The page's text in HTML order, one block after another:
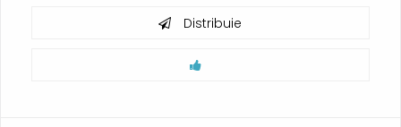
Distribuie